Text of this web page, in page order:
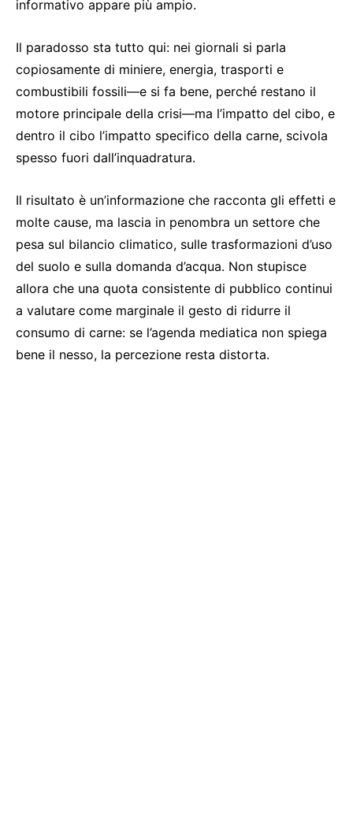
informativo appare più ampio.
Il paradosso sta tutto qui: nei giornali si parla
copiosamente di miniere, energia, trasporti e
combustibili fossili—e si fa bene, perché restano il
motore principale della crisi—ma l’impatto del cibo, e
dentro il cibo l’impatto specifico della carne, scivola
spesso fuori dall’inquadratura.
Il risultato è un’informazione che racconta gli effetti e
molte cause, ma lascia in penombra un settore che
pesa sul bilancio climatico, sulle trasformazioni d’uso
del suolo e sulla domanda d’acqua. Non stupisce
allora che una quota consistente di pubblico continui
a valutare come marginale il gesto di ridurre il
consumo di carne: se l’agenda mediatica non spiega
bene il nesso, la percezione resta distorta.